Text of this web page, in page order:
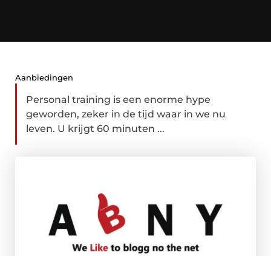
Aanbiedingen
Personal training is een enorme hype
geworden, zeker in de tijd waar in we nu
leven. U krijgt 60 minuten ...